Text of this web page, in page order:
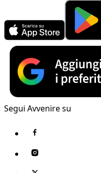
Segui Avvenire su